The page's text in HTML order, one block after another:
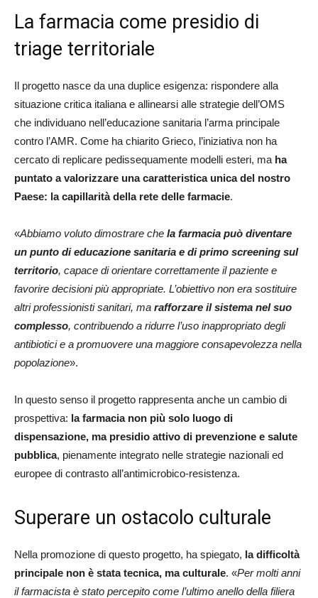
La farmacia come presidio di
triage territoriale
Il progetto nasce da una duplice esigenza: rispondere alla
situazione critica italiana e allinearsi alle strategie dell’OMS
che individuano nell’educazione sanitaria l’arma principale
contro l’AMR. Come ha chiarito Grieco, l’iniziativa non ha
cercato di replicare pedissequamente modelli esteri, ma ha
puntato a valorizzare una caratteristica unica del nostro
Paese: la capillarità della rete delle farmacie.
«Abbiamo voluto dimostrare che la farmacia può diventare
un punto di educazione sanitaria e di primo screening sul
territorio, capace di orientare correttamente il paziente e
favorire decisioni più appropriate. L’obiettivo non era sostituire
altri professionisti sanitari, ma rafforzare il sistema nel suo
complesso, contribuendo a ridurre l’uso inappropriato degli
antibiotici e a promuovere una maggiore consapevolezza nella
popolazione».
In questo senso il progetto rappresenta anche un cambio di
prospettiva: la farmacia non più solo luogo di
dispensazione, ma presidio attivo di prevenzione e salute
pubblica, pienamente integrato nelle strategie nazionali ed
europee di contrasto all’antimicrobico-resistenza.
Superare un ostacolo culturale
Nella promozione di questo progetto, ha spiegato, la difficoltà
principale non è stata tecnica, ma culturale. «Per molti anni
il farmacista è stato percepito come l’ultimo anello della filiera